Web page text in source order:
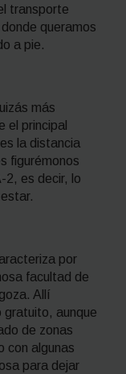
transporte
queramos
a pie.
más
el principal
la distancia
figurémonos
2, es decir, lo
por
facultad de
Allí
gratuito, aunque
de zonas
con algunas
para dejar